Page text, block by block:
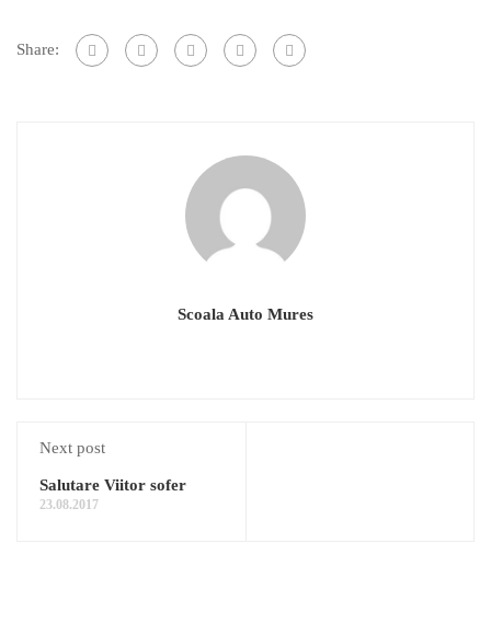
Share:
Scoala Auto Mures
Next post
Salutare Viitor sofer
23.08.2017